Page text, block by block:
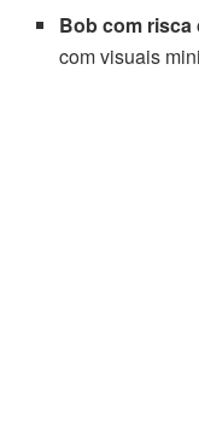
Bob com risca
com visuais